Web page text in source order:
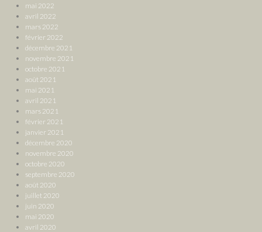
mai 2022
avril 2022
mars 2022
février 2022
décembre 2021
novembre 2021
octobre 2021
août 2021
mai 2021
avril 2021
mars 2021
février 2021
janvier 2021
décembre 2020
novembre 2020
octobre 2020
septembre 2020
août 2020
juillet 2020
juin 2020
mai 2020
avril 2020